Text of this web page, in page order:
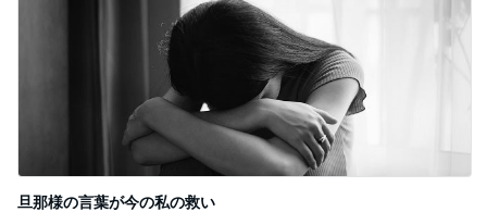
旦那様の言葉が今の私の救い